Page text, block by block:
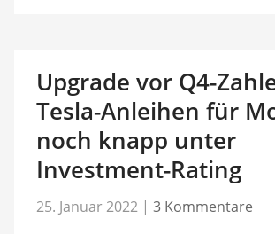
Upgrade vor Q4-
Tesla-Anleihen für
noch knapp unter
Investment-Rating
25. Januar 2022 | 3 Kommentare